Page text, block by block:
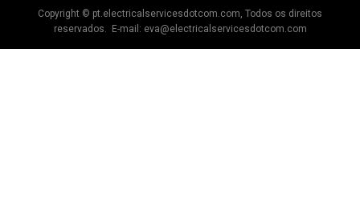
Copyright © pt.electricalservicesdotcom.com, Todos os direitos
reservados. E-mail: eva@electricalservicesdotcom.com